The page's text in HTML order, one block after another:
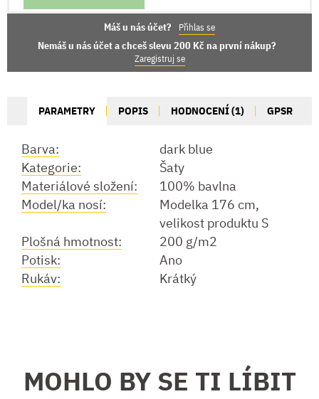
Máš u nás účet? Přihlas se
Nemáš u nás účet a chceš slevu 200 Kč na první nákup?
Zaregistruj se
PARAMETRY POPIS HODNOCENÍ (1) GPSR
Barva:
dark blue
Kategorie:
Šaty
Materiálové složení:
100% bavlna
Model/ka nosí:
Modelka 176 cm,
velikost produktu S
Plošná hmotnost:
200 g/m2
Potisk:
Ano
Rukáv:
Krátký
MOHLO BY SE TI LÍBIT